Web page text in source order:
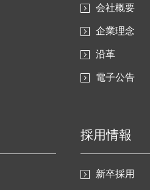
会社概要
企業理念
沿革
電子公告
採用情報
新卒採用